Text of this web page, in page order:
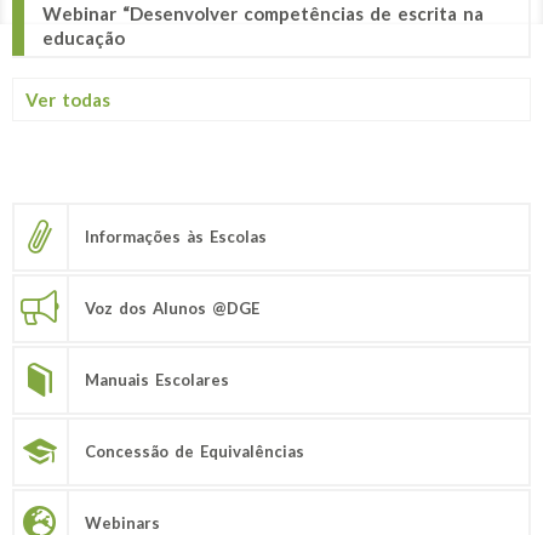
Webinar “Desenvolver competências de escrita na
educação
Ver todas
Informações às Escolas
Voz dos Alunos @DGE
Manuais Escolares
Concessão de Equivalências
Webinars